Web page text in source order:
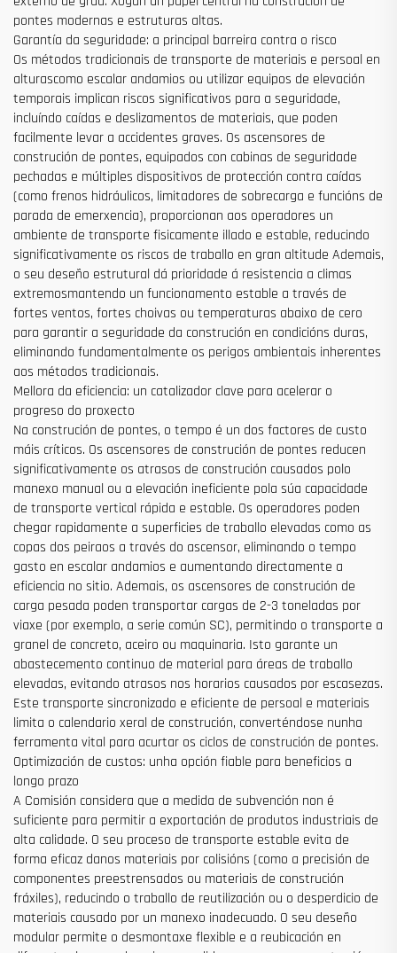
pontes modernas e estruturas altas.
Garantía da seguridade: a principal barreira contra o risco
Os métodos tradicionais de transporte de materiais e persoal en
alturascomo escalar andamios ou utilizar equipos de elevación
temporais implican riscos significativos para a seguridade,
incluíndo caídas e deslizamentos de materiais, que poden
facilmente levar a accidentes graves. Os ascensores de
construción de pontes, equipados con cabinas de seguridade
pechadas e múltiples dispositivos de protección contra caídas
(como frenos hidráulicos, limitadores de sobrecarga e funcións de
parada de emerxencia), proporcionan aos operadores un
ambiente de transporte fisicamente illado e estable, reducindo
significativamente os riscos de traballo en gran altitude Ademais,
o seu deseño estrutural dá prioridade á resistencia a climas
extremosmantendo un funcionamento estable a través de
fortes ventos, fortes choivas ou temperaturas abaixo de cero
para garantir a seguridade da construción en condicións duras,
eliminando fundamentalmente os perigos ambientais inherentes
aos métodos tradicionais.
Mellora da eficiencia: un catalizador clave para acelerar o
progreso do proxecto
Na construción de pontes, o tempo é un dos factores de custo
máis críticos. Os ascensores de construción de pontes reducen
significativamente os atrasos de construción causados polo
manexo manual ou a elevación ineficiente pola súa capacidade
de transporte vertical rápida e estable. Os operadores poden
chegar rapidamente a superficies de traballo elevadas como as
copas dos peiraos a través do ascensor, eliminando o tempo
gasto en escalar andamios e aumentando directamente a
eficiencia no sitio. Ademais, os ascensores de construción de
carga pesada poden transportar cargas de 2-3 toneladas por
viaxe (por exemplo, a serie común SC), permitindo o transporte a
granel de concreto, aceiro ou maquinaria. Isto garante un
abastecemento continuo de material para áreas de traballo
elevadas, evitando atrasos nos horarios causados por escasezas.
Este transporte sincronizado e eficiente de persoal e materiais
limita o calendario xeral de construción, converténdose nunha
ferramenta vital para acurtar os ciclos de construción de pontes.
Optimización de custos: unha opción fiable para beneficios a
longo prazo
A Comisión considera que a medida de subvención non é
suficiente para permitir a exportación de produtos industriais de
alta calidade. O seu proceso de transporte estable evita de
forma eficaz danos materiais por colisións (como a precisión de
componentes preestrensados ou materiais de construción
fráxiles), reducindo o traballo de reutilización ou o desperdicio de
materiais causado por un manexo inadecuado. O seu deseño
modular permite o desmontaxe flexible e a reubicación en